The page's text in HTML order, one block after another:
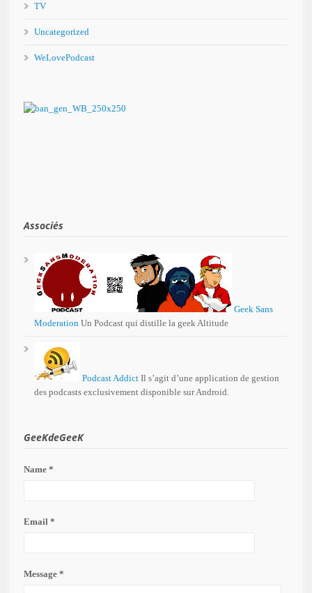
TV
Uncategorized
WeLovePodcast
Associés
Geek Sans
Moderation Un Podcast qui distille la geek Altitude
Podcast Addict Il s’agit d’une application de gestion
des podcasts exclusivement disponible sur Android.
GeeKdeGeeK
Name *
Email *
Message *